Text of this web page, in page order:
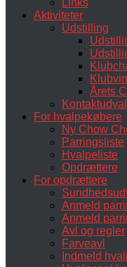
Links
Aktiviteter
Udstilling
Årets
For hvalpekøbere
Ny Chow
Parringsliste
Hvalpeliste
Opdrættere
For opdrættere
Anmeld
Anmeld
Avl og regler
Farveavl
Indmeld